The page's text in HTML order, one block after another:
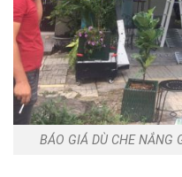
BÁO GIÁ DÙ CHE NẮNG